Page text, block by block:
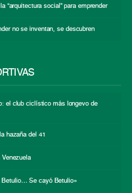
“arquitectura social” para emprender
no se inventan, se descubren
el club ciclístico más longevo de
hazaña del 41
Se cayó Betulio»